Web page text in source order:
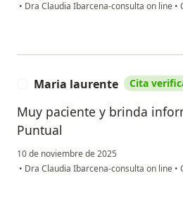
• Dra Claudia Ibarcena-consulta on line •
Maria laurente Cita
Muy paciente y brinda
Puntual
10 de noviembre de 2025
• Dra Claudia Ibarcena-consulta on line •